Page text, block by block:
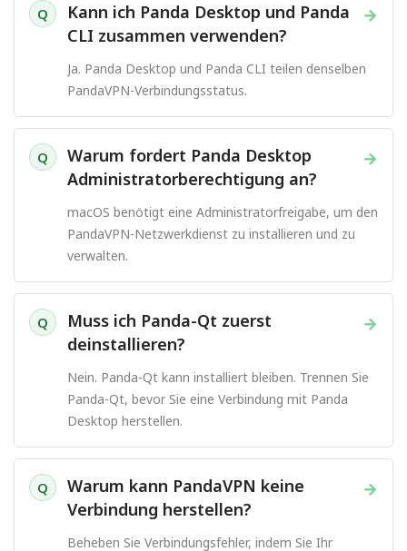
Q →
Kann ich Panda Desktop und Panda
CLI zusammen verwenden?
Ja. Panda Desktop und Panda CLI teilen denselben
PandaVPN-Verbindungsstatus.
Q →
Warum fordert Panda Desktop
Administratorberechtigung an?
macOS benötigt eine Administratorfreigabe, um den
PandaVPN-Netzwerkdienst zu installieren und zu
verwalten.
Q →
Muss ich Panda-Qt zuerst
deinstallieren?
Nein. Panda-Qt kann installiert bleiben. Trennen Sie
Panda-Qt, bevor Sie eine Verbindung mit Panda
Desktop herstellen.
Q →
Warum kann PandaVPN keine
Verbindung herstellen?
Beheben Sie Verbindungsfehler, indem Sie Ihr